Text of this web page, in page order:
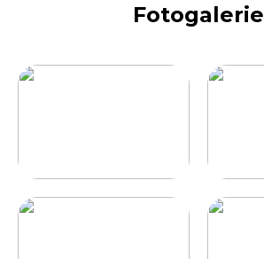
Fotogalerie